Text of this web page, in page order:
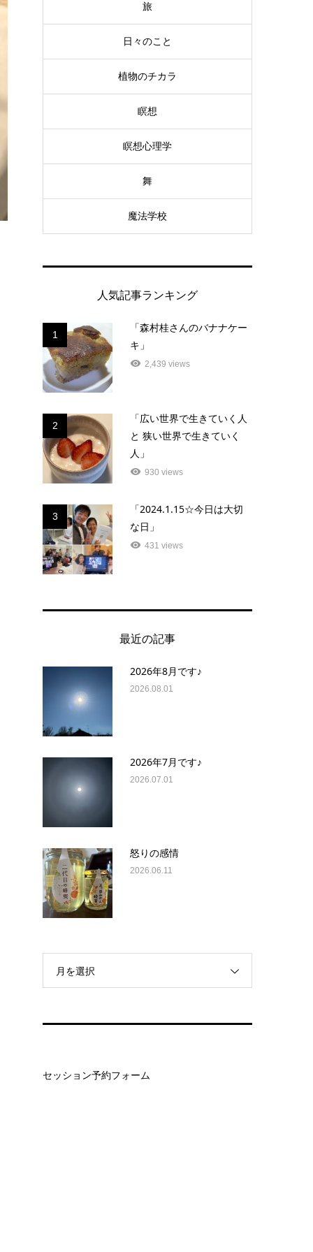
旅
日々のこと
植物のチカラ
瞑想
瞑想心理学
舞
魔法学校
人気記事ランキング
1
「森村桂さんのバナナケー
キ」
2,439 views
2
「広い世界で生きていく人
と 狭い世界で生きていく
人」
930 views
3
「2024.1.15☆今日は大切
な日」
431 views
最近の記事
2026年8月です♪
2026.08.01
2026年7月です♪
2026.07.01
怒りの感情
2026.06.11
月を選択
セッション予約フォーム